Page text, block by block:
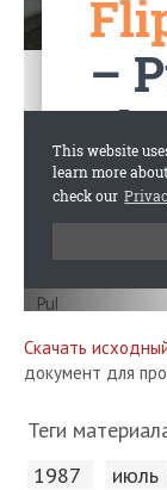
Скачать
документ для
Теги
1987 июль